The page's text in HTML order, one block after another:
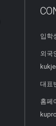
입학
외국
대표
홈페